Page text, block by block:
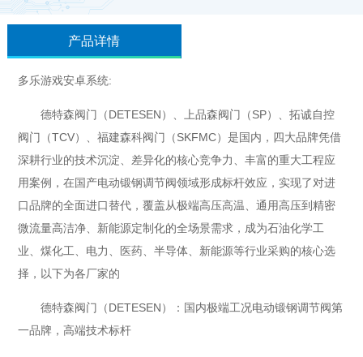
产品详情
多乐游戏安卓系统:
德特森阀门（DETESEN）、上品森阀门（SP）、拓诚自控
阀门（TCV）、福建森科阀门（SKFMC）是国内，四大品牌凭借
深耕行业的技术沉淀、差异化的核心竞争力、丰富的重大工程应
用案例，在国产电动锻钢调节阀领域形成标杆效应，实现了对进
口品牌的全面进口替代，覆盖从极端高压高温、通用高压到精密
微流量高洁净、新能源定制化的全场景需求，成为石油化学工
业、煤化工、电力、医药、半导体、新能源等行业采购的核心选
择，以下为各厂家的
德特森阀门（DETESEN）：国内极端工况电动锻钢调节阀第
一品牌，高端技术标杆